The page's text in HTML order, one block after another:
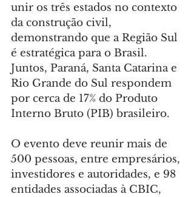
unir os três estados no contexto
da construção civil,
demonstrando que a Região Sul
é estratégica para o Brasil.
Juntos, Paraná, Santa Catarina e
Rio Grande do Sul respondem
por cerca de 17% do Produto
Interno Bruto (PIB) brasileiro.
O evento deve reunir mais de
500 pessoas, entre empresários,
investidores e autoridades, e 98
entidades associadas à CBIC,